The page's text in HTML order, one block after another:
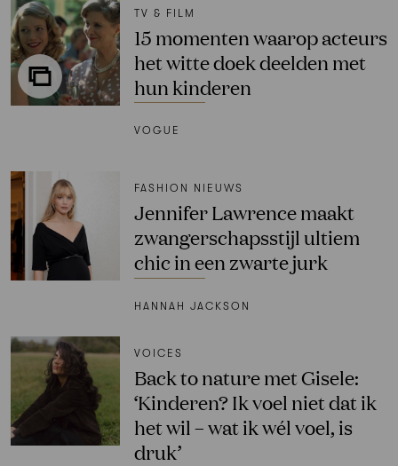
TV & FILM
15 momenten waarop acteurs
het witte doek deelden met
hun kinderen
VOGUE
FASHION NIEUWS
Jennifer Lawrence maakt
zwangerschapsstijl ultiem
chic in een zwarte jurk
HANNAH JACKSON
VOICES
Back to nature met Gisele:
‘Kinderen? Ik voel niet dat ik
het wil – wat ik wél voel, is
druk’